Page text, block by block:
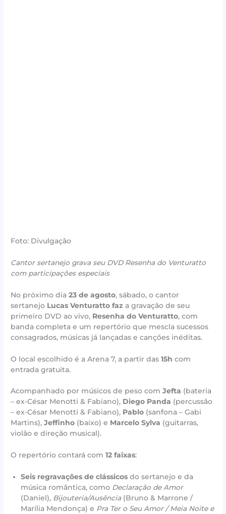
Foto: Divulgação
Cantor sertanejo grava seu DVD Resenha do Venturatto
com participações especiais
No próximo dia23 de agosto, sábado, o cantor
sertanejo Lucas Venturatto faza gravação de seu
primeiro DVD ao vivo, Resenha do Venturatto, com
banda completa e um repertório que mescla sucessos
consagrados, músicas já lançadas e canções inéditas.
O local escolhido é a Arena 7, a partir das15h com
entrada gratuita.
Acompanhado por músicos de peso comJefta (bateria
– ex-César Menotti & Fabiano), Diego Panda (percussão
– ex-César Menotti & Fabiano), Pablo (sanfona – Gabi
Martins),Jeffinho (baixo) e Marcelo Sylva (guitarras,
violão e direção musical).
O repertório contará com12 faixas:
Seis regravações de clássicos do sertanejo e da
música romântica, como Declaração de Amor
(Daniel), Bijouteria/Ausência(Bruno & Marrone /
Marília Mendonça) e Pra Ter o Seu Amor / Meia Noite e